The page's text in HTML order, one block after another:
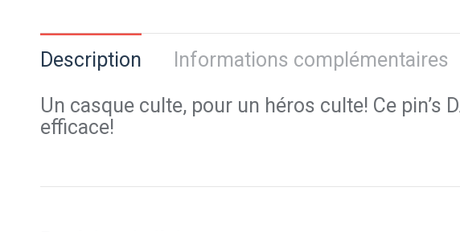
Description Informations complémentaires
Un casque culte, pour un héros culte! Ce pin’s
efficace!